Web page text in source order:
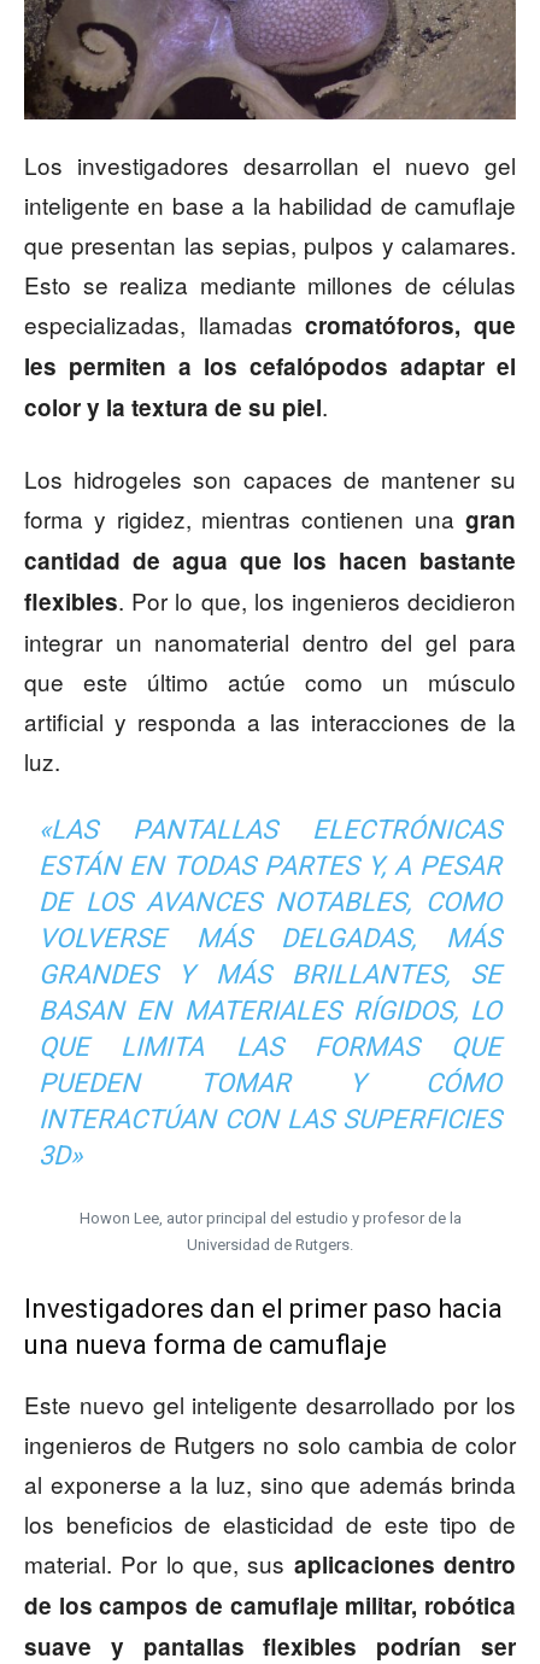
Los investigadores desarrollan el nuevo gel
inteligente en base a la habilidad de camuflaje
que presentan las sepias, pulpos y calamares.
Esto se realiza mediante millones de células
especializadas, llamadascromatóforos, que
les permiten a los cefalópodos adaptar el
color y la textura de su piel.
Los hidrogeles son capaces de mantener su
forma y rigidez, mientras contienen una gran
cantidad de agua que los hacen bastante
flexibles. Por lo que, los ingenieros decidieron
integrar un nanomaterial dentro del gel para
que este último actúe como un músculo
artificial y responda a las interacciones de la
luz.
«LAS PANTALLAS ELECTRÓNICAS
ESTÁN EN TODAS PARTES Y, A PESAR
DE LOS AVANCES NOTABLES, COMO
VOLVERSE MÁS DELGADAS, MÁS
GRANDES Y MÁS BRILLANTES, SE
BASAN EN MATERIALES RÍGIDOS, LO
QUE LIMITA LAS FORMAS QUE
PUEDEN TOMAR Y CÓMO
INTERACTÚAN CON LAS SUPERFICIES
3D»
Howon Lee, autor principal del estudio y profesor de la
Universidad de Rutgers.
Investigadores dan el primer paso hacia
una nueva forma de camuflaje
Este nuevo gel inteligente desarrollado por los
ingenieros de Rutgers no solo cambia de color
al exponerse a la luz, sino que además brinda
los beneficios de elasticidad de este tipo de
material. Por lo que, sus aplicaciones dentro
de los campos de camuflaje militar, robótica
suave y pantallas flexibles podrían ser